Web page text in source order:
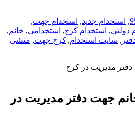
, استخدام جدید, استخدام جهت,
دولتی, استخدام کرج, استخدامی, خانم,
, سایت استخدام, کرج جهت, منشی
مدیریت در کرج
جهت دفتر مدیریت در